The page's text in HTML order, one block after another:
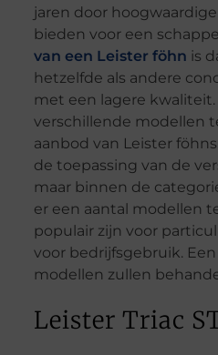
jaren door
bieden voor een
van een Leister föhn is
hetzelfde als andere
met een lagere kwaliteit.
verschillende modellen
aanbod van Leister
de toepassing van de
maar binnen de
er een aantal modellen
populair zijn voor
voor bedrijfsgebruik.
modellen zullen
Leister Triac